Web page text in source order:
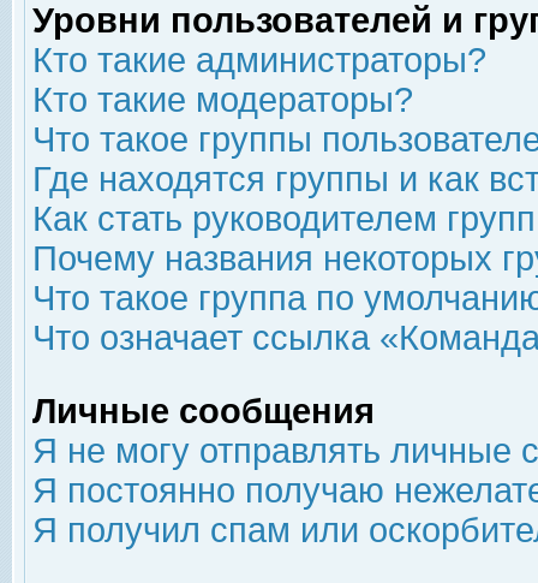
Уровни пользователей и
Кто такие администраторы?
Кто такие модераторы?
Что такое группы
Где находятся группы и как
Как стать руководителем
Почему названия некоторых
Что такое группа по
Что означает ссылка
Личные сообщения
Я не могу отправлять личные
Я постоянно получаю
Я получил спам или